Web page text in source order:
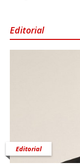
Editorial
Editorial